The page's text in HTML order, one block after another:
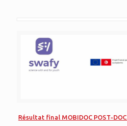
Résultat final MOBIDOC POST-